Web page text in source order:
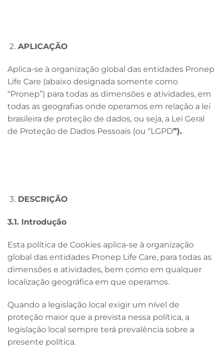
APLICAÇÃO
Aplica-se à organização global das entidades Pronep
Life Care (abaixo designada somente como
“Pronep”) para todas as dimensões e atividades, em
todas as geografias onde operamos em relação a lei
brasileira de proteção de dados, ou seja, a Lei Geral
de Proteção de Dados Pessoais (ou “LGPD”).
DESCRIÇÃO
3.1. Introdução
Esta política de Cookies aplica-se à organização
global das entidades Pronep Life Care, para todas as
dimensões e atividades, bem como em qualquer
localização geográfica em que operamos.
Quando a legislação local exigir um nível de
proteção maior que a prevista nessa política, a
legislação local sempre terá prevalência sobre a
presente política.